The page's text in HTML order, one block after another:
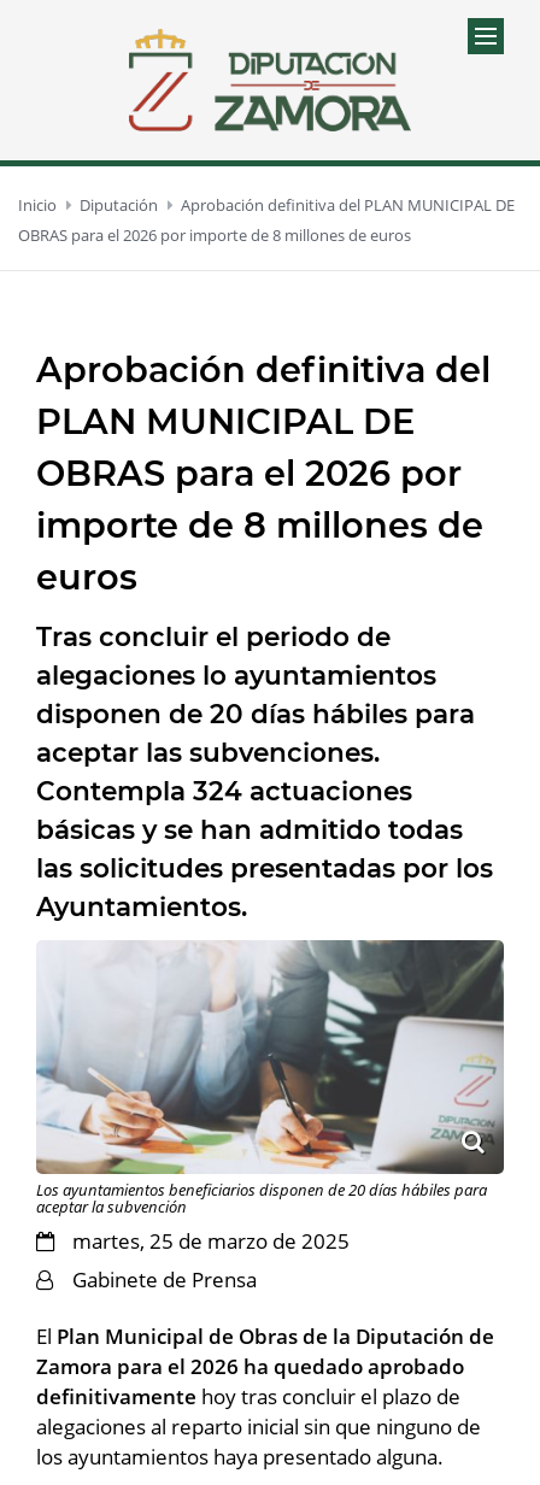
Inicio Diputación
Aprobación definitiva del PLAN MUNICIPAL DE
OBRAS para el 2026 por importe de 8 millones de euros
Aprobación definitiva del
PLAN MUNICIPAL DE
OBRAS para el 2026 por
importe de 8 millones de
euros
Tras concluir el periodo de
alegaciones lo ayuntamientos
disponen de 20 días hábiles para
aceptar las subvenciones.
Contempla 324 actuaciones
básicas y se han admitido todas
las solicitudes presentadas por los
Ayuntamientos.
Los ayuntamientos beneficiarios disponen de 20 días hábiles para
aceptar la subvención
martes, 25 de marzo de 2025
Gabinete de Prensa
El Plan Municipal de Obras de la Diputación de
Zamora para el 2026 ha quedado aprobado
definitivamente hoy tras concluir el plazo de
alegaciones al reparto inicial sin que ninguno de
los ayuntamientos haya presentado alguna.